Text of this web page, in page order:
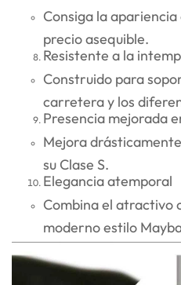
Consiga la
precio asequible.
Resistente a la
Construido para
carretera y los
Presencia mejorada
Mejora
su Clase S.
Elegancia atemporal
Combina el atractivo
moderno estilo